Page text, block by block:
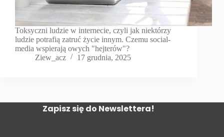
Toksyczni ludzie w internecie, czyli jak niektórzy
ludzie potrafią zatruć życie innym. Czemu social-
media wspierają owych "hejterów"?
Ziew_acz
17 grudnia, 2025
Zapisz się do Newslettera!